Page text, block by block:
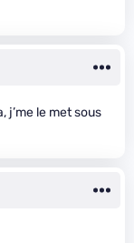
j’me le met sous